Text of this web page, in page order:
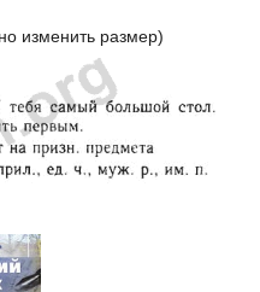
изменить размер)